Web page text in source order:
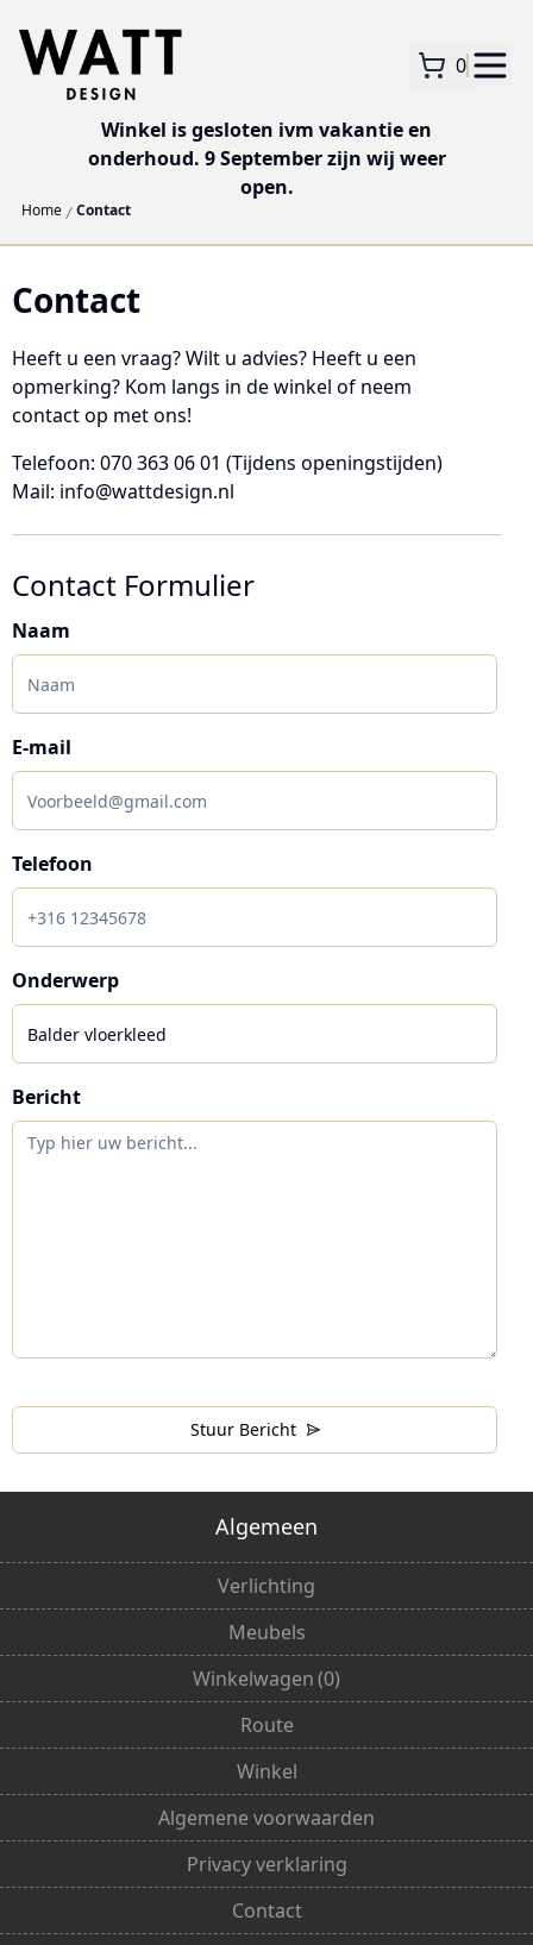
0
Winkel is gesloten ivm vakantie en
onderhoud. 9 September zijn wij weer
open.
Home Contact
Contact
Heeft u een vraag? Wilt u advies? Heeft u een
opmerking? Kom langs in de winkel of neem
contact op met ons!
Telefoon: 070 363 06 01 (Tijdens openingstijden)
Mail: info@wattdesign.nl
Contact Formulier
Naam
E-mail
Telefoon
Onderwerp
Bericht
Stuur Bericht
Algemeen
Verlichting
Meubels
Winkelwagen(0)
Route
Winkel
Algemene voorwaarden
Privacy verklaring
Contact